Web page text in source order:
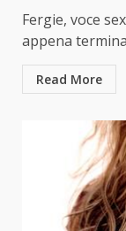
Fergie, voce
appena
Read More